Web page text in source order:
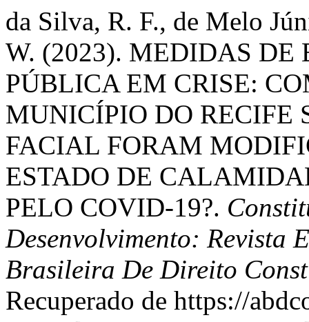
da Silva, R. F., de Melo
W. (2023). MEDIDAS DE
PÚBLICA EM CRISE:
MUNICÍPIO DO RECIFE
FACIAL FORAM
ESTADO DE
PELO COVID-19?.
Desenvolvimento: Revista
Brasileira De Direito
Recuperado de https://